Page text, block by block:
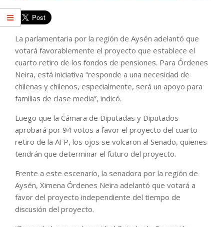
La parlamentaria por la región de Aysén adelantó que
votará favorablemente el proyecto que establece el
cuarto retiro de los fondos de pensiones. Para Órdenes
Neira, está iniciativa “responde a una necesidad de
chilenas y chilenos, especialmente, será un apoyo para
familias de clase media”, indicó.
Luego que la Cámara de Diputadas y Diputados
aprobará por 94 votos a favor el proyecto del cuarto
retiro de la AFP, los ojos se volcaron al Senado, quienes
tendrán que determinar el futuro del proyecto.
Frente a este escenario, la senadora por la región de
Aysén, Ximena Órdenes Neira adelantó que votará a
favor del proyecto independiente del tiempo de
discusión del proyecto.